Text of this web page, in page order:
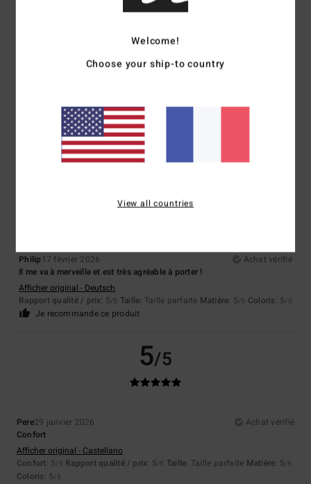
5/5
Afficher original - Castellano
Rapport qualité / prix
Je recommande ce produit
5/5
Philip 17 février 2026
Achat vérifié
Il me va à merveille et est très agréable à porter !
Afficher original - Deutsch
Rapport qualité / prix: 5/5 Taille: Taille parfaite Matière: 5/5 Coloris: 5/5
Je recommande ce produit
5/5
Pere29 janvier 2026
Achat vérifié
Confort
Afficher original - Castellano
Confort: 5/5 Rapport qualité / prix: 5/5 Taille: Taille parfaite Matière: 5/5
Coloris: 5/5
Welcome!
Choose your ship-to country
View all countries